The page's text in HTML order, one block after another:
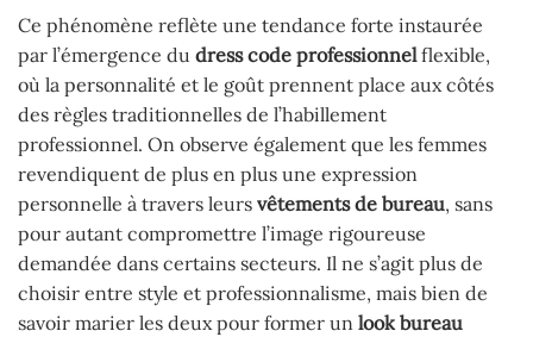
Ce phénomène reflète une tendance forte instaurée
par l’émergence du dress code professionnelflexible,
où la personnalité et le goût prennent place aux côtés
des règles traditionnelles de l’habillement
professionnel. On observe également que les femmes
revendiquent de plus en plus une expression
personnelle à travers leurs vêtements de bureau, sans
pour autant compromettre l’image rigoureuse
demandée dans certains secteurs. Il ne s’agit plus de
choisir entre style et professionnalisme, mais bien de
savoir marier les deux pour former un look bureau